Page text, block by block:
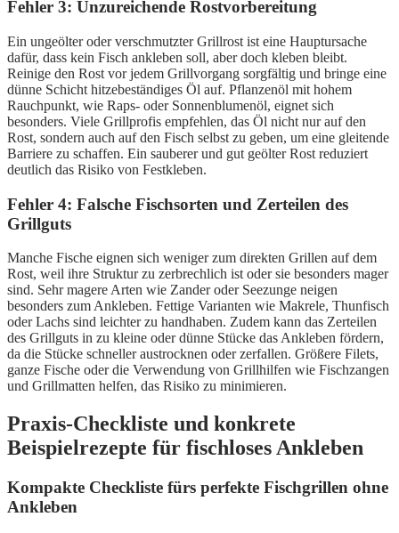
Fehler 3: Unzureichende Rostvorbereitung
Ein ungeölter oder verschmutzter Grillrost ist eine Hauptursache
dafür, dass kein Fisch ankleben soll, aber doch kleben bleibt.
Reinige den Rost vor jedem Grillvorgang sorgfältig und bringe eine
dünne Schicht hitzebeständiges Öl auf. Pflanzenöl mit hohem
Rauchpunkt, wie Raps- oder Sonnenblumenöl, eignet sich
besonders. Viele Grillprofis empfehlen, das Öl nicht nur auf den
Rost, sondern auch auf den Fisch selbst zu geben, um eine gleitende
Barriere zu schaffen. Ein sauberer und gut geölter Rost reduziert
deutlich das Risiko von Festkleben.
Fehler 4: Falsche Fischsorten und Zerteilen des
Grillguts
Manche Fische eignen sich weniger zum direkten Grillen auf dem
Rost, weil ihre Struktur zu zerbrechlich ist oder sie besonders mager
sind. Sehr magere Arten wie Zander oder Seezunge neigen
besonders zum Ankleben. Fettige Varianten wie Makrele, Thunfisch
oder Lachs sind leichter zu handhaben. Zudem kann das Zerteilen
des Grillguts in zu kleine oder dünne Stücke das Ankleben fördern,
da die Stücke schneller austrocknen oder zerfallen. Größere Filets,
ganze Fische oder die Verwendung von Grillhilfen wie Fischzangen
und Grillmatten helfen, das Risiko zu minimieren.
Praxis-Checkliste und konkrete
Beispielrezepte für fischloses Ankleben
Kompakte Checkliste fürs perfekte Fischgrillen ohne
Ankleben